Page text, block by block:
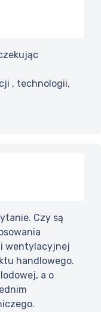
, technologii,
Czy są
wentylacyjnej
handlowego.
a o